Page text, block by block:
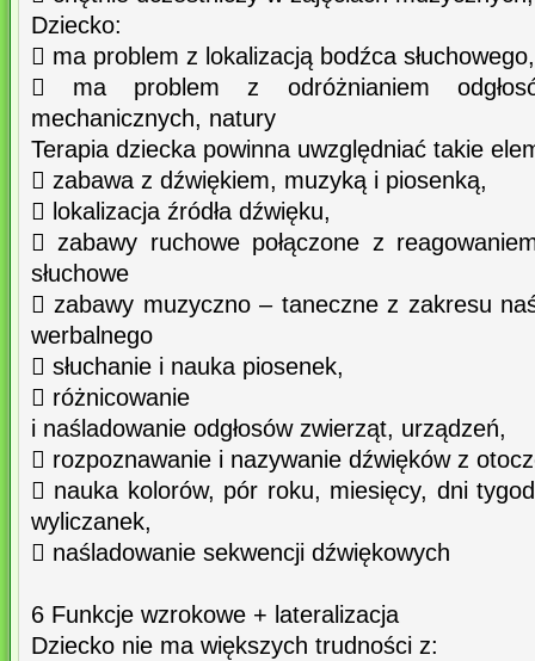
Dziecko:
 ma problem z lokalizacją bodźca słuchowego,
 ma problem z odróżnianiem
mechanicznych, natury
Terapia dziecka powinna uwzględniać takie
 zabawa z dźwiękiem, muzyką i piosenką,
 lokalizacja źródła dźwięku,
 zabawy ruchowe połączone z
słuchowe
 zabawy muzyczno – taneczne z zakresu
werbalnego
 słuchanie i nauka piosenek,
 różnicowanie
i naśladowanie odgłosów zwierząt, urządzeń,
 rozpoznawanie i nazywanie dźwięków z
 nauka kolorów, pór roku, miesięcy, dni
wyliczanek,
 naśladowanie sekwencji dźwiękowych
6 Funkcje wzrokowe + lateralizacja
Dziecko nie ma większych trudności z: